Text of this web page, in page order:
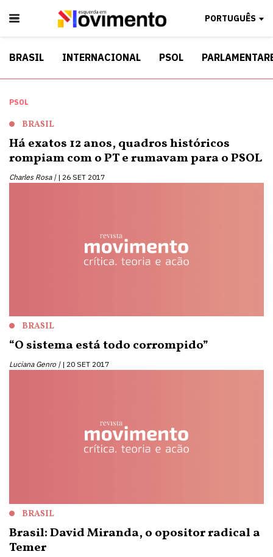
PORTUGUÊS
BRASIL INTERNACIONAL PSOL
PSOL
BRASIL
Há exatos 12 anos, quadros históricos
rompiam com o PT e rumavam para o PSOL
Charles Rosa | 26 SET 2017
BRASIL
“O sistema está todo corrompido”
Luciana Genro | 20 SET 2017
BRASIL
Brasil: David Miranda, o opositor radical a
Temer